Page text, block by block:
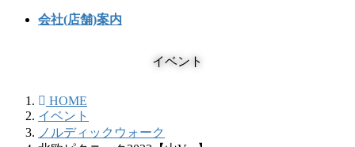
会社(店舗)案内
イベント
HOME
イベント
ノルディックウォーク